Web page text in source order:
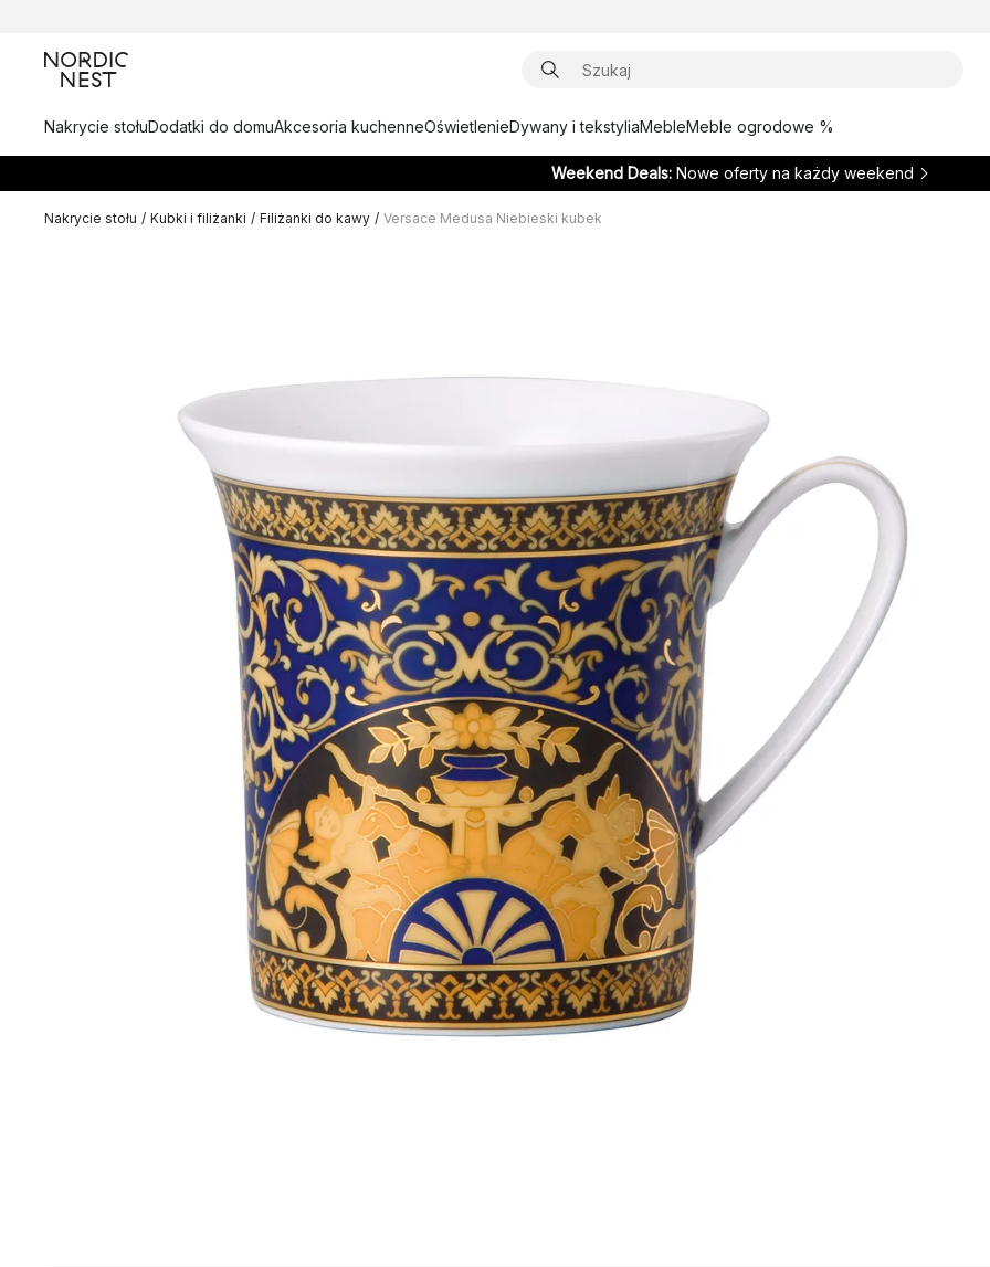
Nakrycie stołuDodatki do domuAkcesoria kuchenneOświetlenieDywany i tekstyliaMebleMeble ogrodowe %
Weekend Deals: Nowe oferty na każdy weekend
Nakrycie stołu / Kubki i filiżanki / Filiżanki do kawy / Versace Medusa Niebieski kubek